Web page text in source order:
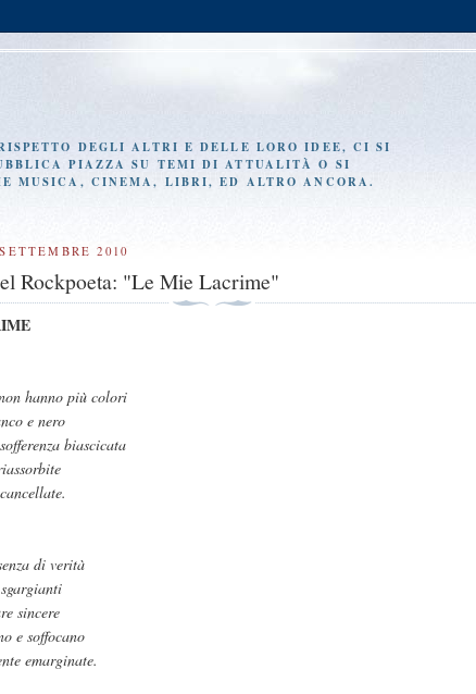
DEGLI ALTRI E DELLE LORO IDEE, CI SI
PIAZZA SU TEMI DI ATTUALITÀ O SI
MUSICA, CINEMA, LIBRI, ED ALTRO ANCORA.
2010
Rockpoeta: "Le Mie Lacrime"
hanno più colori
e nero
biascicata
di verità
sincere
e soffocano
emarginate.